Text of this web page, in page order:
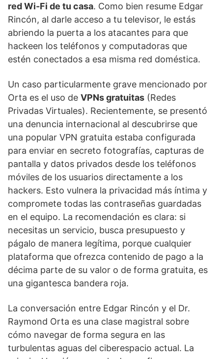
red Wi-Fi de tu casa. Como bien resume Edgar
Rincón, al darle acceso a tu televisor, le estás
abriendo la puerta a los atacantes para que
hackeen los teléfonos y computadoras que
estén conectados a esa misma red doméstica.
Un caso particularmente grave mencionado por
Orta es el uso de VPNs gratuitas (Redes
Privadas Virtuales). Recientemente, se presentó
una denuncia internacional al descubrirse que
una popular VPN gratuita estaba configurada
para enviar en secreto fotografías, capturas de
pantalla y datos privados desde los teléfonos
móviles de los usuarios directamente a los
hackers. Esto vulnera la privacidad más íntima y
compromete todas las contraseñas guardadas
en el equipo. La recomendación es clara: si
necesitas un servicio, busca presupuesto y
págalo de manera legítima, porque cualquier
plataforma que ofrezca contenido de pago a la
décima parte de su valor o de forma gratuita, es
una gigantesca bandera roja.
La conversación entre Edgar Rincón y el Dr.
Raymond Orta es una clase magistral sobre
cómo navegar de forma segura en las
turbulentas aguas del ciberespacio actual. La